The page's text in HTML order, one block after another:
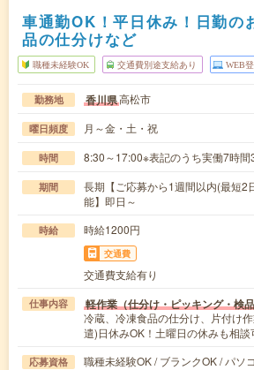
車通勤OK！平日休み！日勤の
品の仕分けなど
職種未経験OK 交通費別途支給あり WEB
勤務地 香川県高松市
曜日頻度 月～金・土・祝
時間 8:30～17:00※表記のうち実働7時間
期間
長期【ご応募から1週間以内(最短2
能】即日～
時給 時給1200円
交通費
交通費支給有り
仕事内容 軽作業（仕分け・ピッキング・検
冷蔵、冷凍食品の仕分け、片付け
遣)日休みOK！土曜日の休みも相
応募資格
職種未経験OK / ブランクOK / パソ